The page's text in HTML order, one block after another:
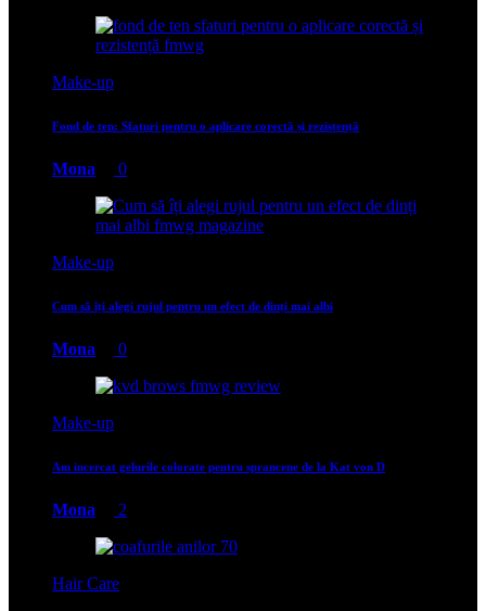
Make-up
Fond de ten: Sfaturi pentru o aplicare corectă și rezistență
Mona 0
Make-up
Cum să îți alegi rujul pentru un efect de dinți mai albi
Mona 0
Make-up
Am incercat gelurile colorate pentru sprancene de la Kat von D
Mona 2
Hair Care